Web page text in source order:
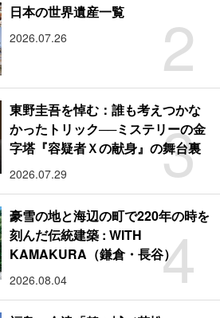
2
日本の世界遺産一覧
2026.07.26
3
東野圭吾を悼む：誰も考えつかな
かったトリック──ミステリーの金
字塔『容疑者Ｘの献身』の舞台裏
2026.07.29
4
豪雪の地と海辺の町で220年の時を
刻んだ伝統建築 : WITH
KAMAKURA（鎌倉・長谷）
2026.08.04